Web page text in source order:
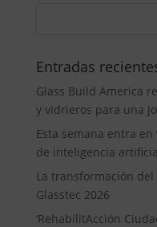
Entradas
Glass Build America
y vidrieros para una
Esta semana entra
de inteligencia
La transformación
Glasstec 2026
‘RehabilitAcción